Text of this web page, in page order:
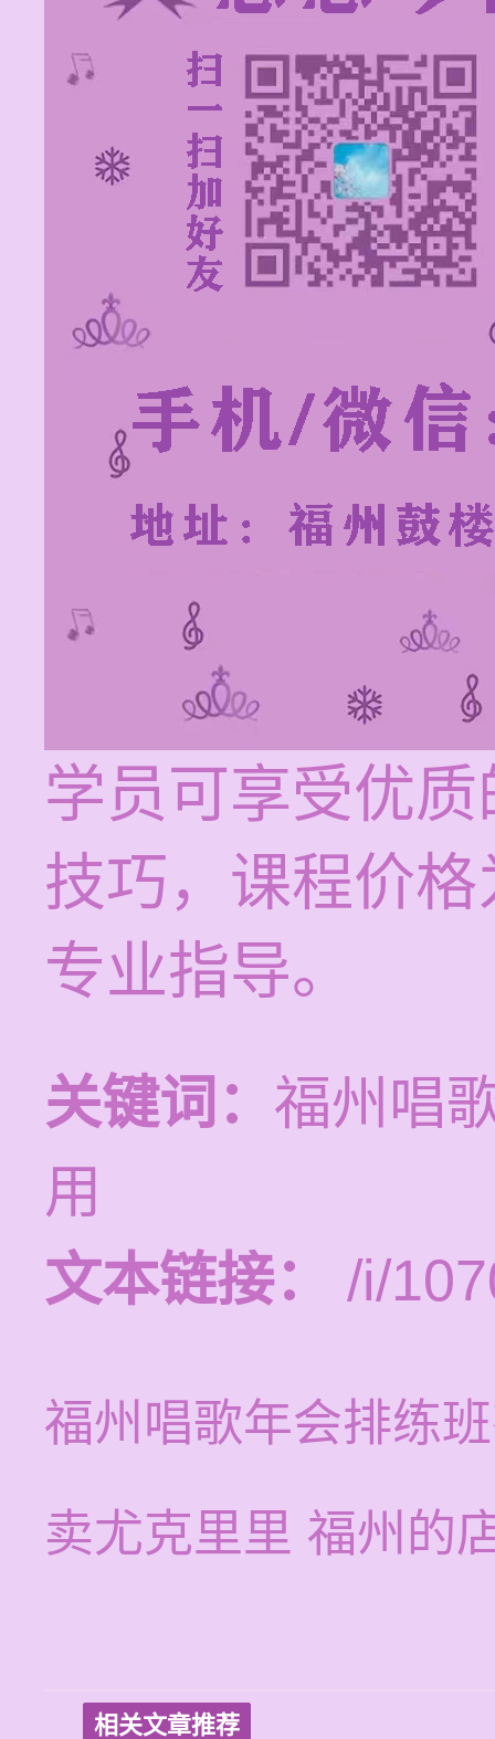
学员可享受优
技巧，课程价
专业指导。
关键词： 福州唱
用
文本链接：
/i/
福州唱歌年会排练
卖尤克里里 福州的
相关文章推荐